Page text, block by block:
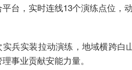
台，实时连线13个演练点位，
实兵实装拉动演练，地域横跨白
事业贡献安能力量。